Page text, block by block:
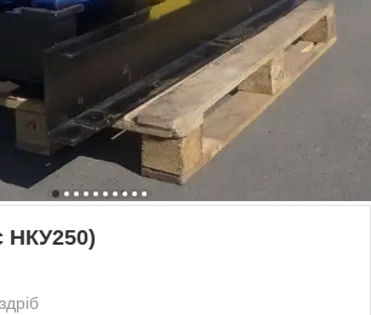
НКУ250)